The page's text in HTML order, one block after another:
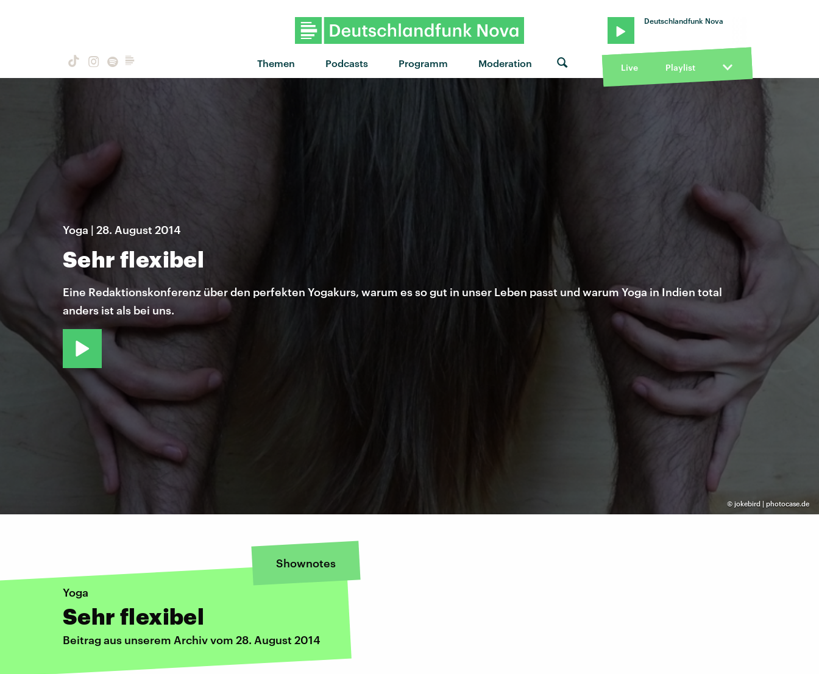
Themen Podcasts Programm Moderation
Deutschlandfunk Nova
Live Playlist
© jokebird | photocase.de
Yoga | 28. August 2014
Sehr flexibel
Eine Redaktionskonferenz über den perfekten Yogakurs, warum es so gut in unser Leben passt und warum Yoga in Indien total
anders ist als bei uns.
Shownotes
Yoga
Sehr flexibel
Beitrag aus unserem Archiv vom 28. August 2014